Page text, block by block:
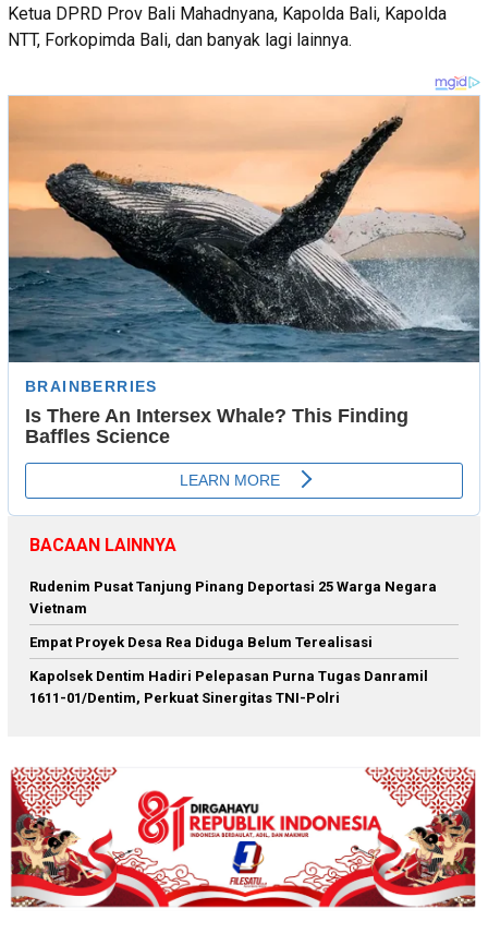
Ketua DPRD Prov Bali Mahadnyana, Kapolda Bali, Kapolda
NTT, Forkopimda Bali, dan banyak lagi lainnya.
BACAAN LAINNYA
Rudenim Pusat Tanjung Pinang Deportasi 25 Warga Negara
Vietnam
Empat Proyek Desa Rea Diduga Belum Terealisasi
Kapolsek Dentim Hadiri Pelepasan Purna Tugas Danramil
1611-01/Dentim, Perkuat Sinergitas TNI-Polri